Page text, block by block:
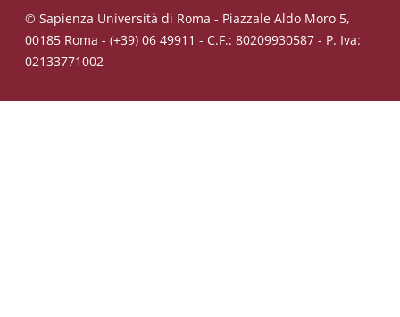
© Sapienza Università di Roma - Piazzale Aldo Moro 5,
00185 Roma - (+39) 06 49911 - C.F.: 80209930587 - P. Iva:
02133771002